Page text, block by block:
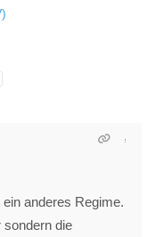
anderes Regime.
sondern die